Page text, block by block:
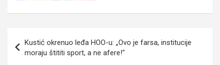
objava
Kustić okrenuo leđa HOO-u: „Ovo je farsa, institucije
moraju štititi sport, a ne afere!“